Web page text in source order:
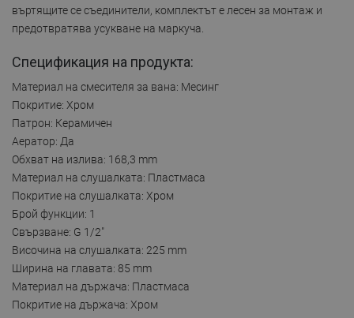
въртящите се съединители, комплектът е лесен за монтаж и
предотвратява усукване на маркуча.
Спецификация на продукта:
Материал на смесителя за вана: Месинг
Покритие: Хром
Патрон: Керамичен
Аератор: Да
Обхват на излива: 168,3 mm
Материал на слушалката: Пластмаса
Покритие на слушалката: Хром
Брой функции: 1
Свързване: G 1/2"
Височина на слушалката: 225 mm
Ширина на главата: 85 mm
Материал на държача: Пластмаса
Покритие на държача: Хром